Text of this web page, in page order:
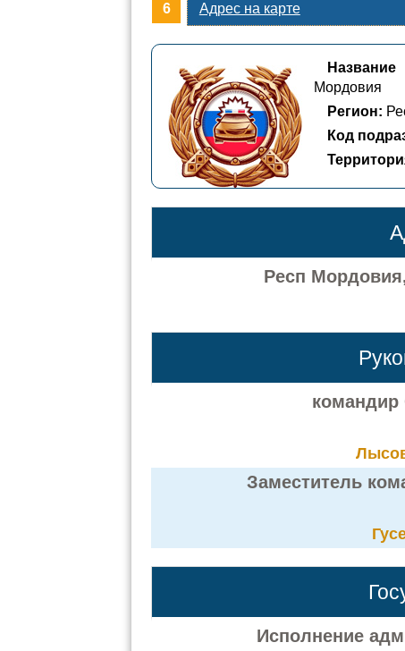
Адрес на карте
Название
Мордовия
Регион:
Код
Респ
Заместитель
Исполнение